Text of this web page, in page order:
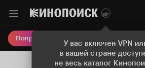
У вас включен VPN
в вашей стране
не весь каталог
Попробовать Плюс Онлайн-